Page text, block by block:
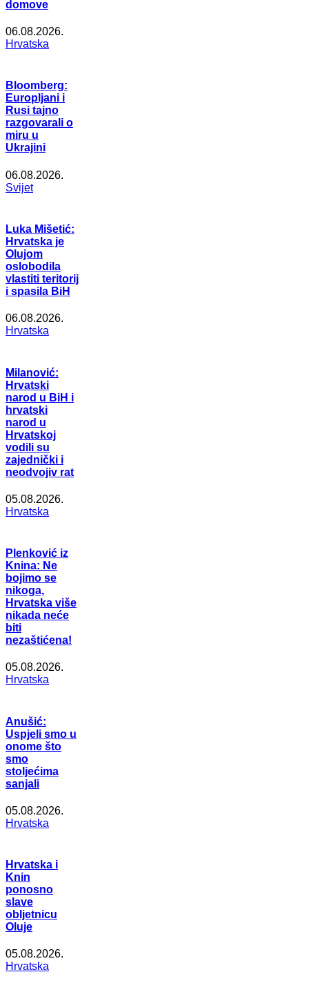
domove
06.08.2026.
Hrvatska
Bloomberg:
Europljani i
Rusi tajno
razgovarali o
miru u
Ukrajini
06.08.2026.
Svijet
Luka Mišetić:
Hrvatska je
Olujom
oslobodila
vlastiti teritorij
i spasila BiH
06.08.2026.
Hrvatska
Milanović:
Hrvatski
narod u BiH i
hrvatski
narod u
Hrvatskoj
vodili su
zajednički i
neodvojiv rat
05.08.2026.
Hrvatska
Plenković iz
Knina: Ne
bojimo se
nikoga,
Hrvatska više
nikada neće
biti
nezaštićena!
05.08.2026.
Hrvatska
Anušić:
Uspjeli smo u
onome što
smo
stoljećima
sanjali
05.08.2026.
Hrvatska
Hrvatska i
Knin
ponosno
slave
obljetnicu
Oluje
05.08.2026.
Hrvatska